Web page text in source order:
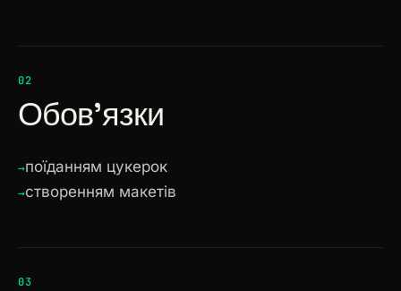
02
Обов'язки
поїданням цукерок
створенням макетів
03